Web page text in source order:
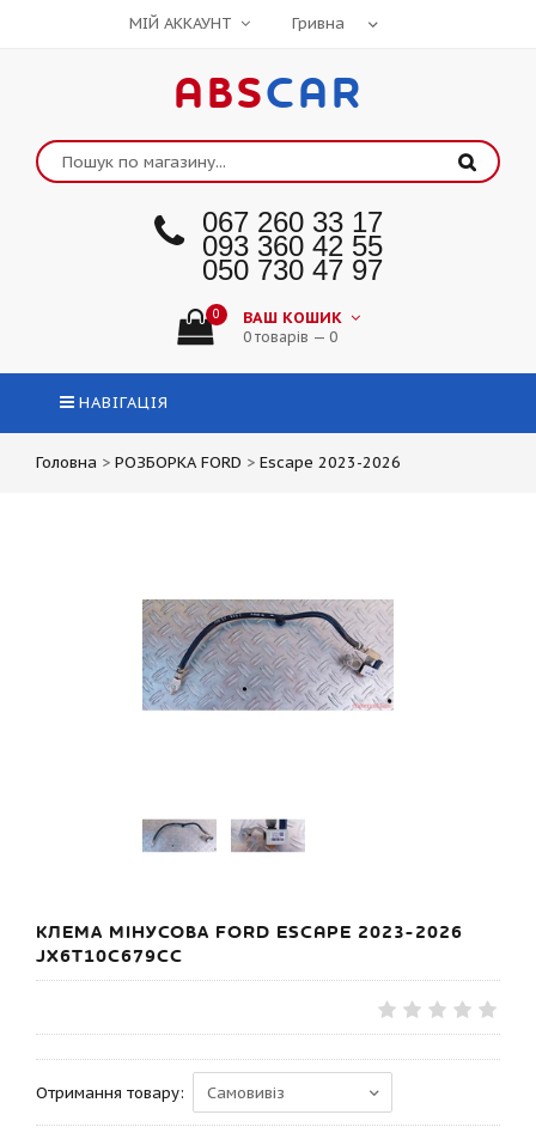
МІЙ АККАУНТ
ABSCAR
067 260 33 17
093 360 42 55
050 730 47 97
0 ВАШ КОШИК
0 товарів — 0
НАВІГАЦІЯ
Головна > РОЗБОРКА FORD > Escape 2023-2026
КЛЕМА МІНУСОВА FORD ESCAPE 2023-2026
JX6T10C679CC
Отримання товару: